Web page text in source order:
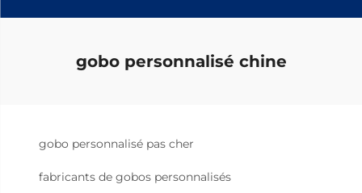
gobo personnalisé chine
gobo personnalisé pas cher
fabricants de gobos personnalisés